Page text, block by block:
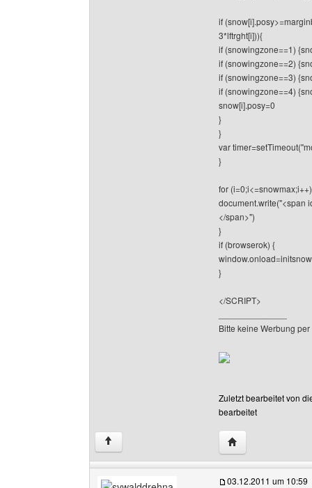
if
3*lftrght[i])){
if (snowingzone==1)
if (snowingzone==2)
if (snowingzone==3)
if (snowingzone==4)
snow[i].posy=0
}
}
var
}
for
document.write("<span
</span>")
}
if (browserok) {
window.onload=initsnow
}
</SCRIPT>
Bitte keine Werbung per
Zuletzt bearbeitet von
bearbeitet
↑ Website dieses
03.12.2011 um 10:59